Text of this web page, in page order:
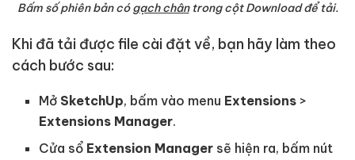
Bấm số phiên bản cógạch chântrong cột Download để tải.
Khi đã tải được file cài đặt về, bạn hãy làm theo
cách bước sau:
Mở SketchUp, bấm vào menu Extensions >
Extensions Manager.
Cửa sổ Extension Manager sẽ hiện ra, bấm nút